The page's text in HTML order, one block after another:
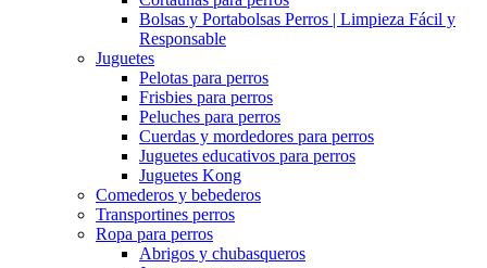
Bolsas y Portabolsas Perros | Limpieza Fácil y
Responsable
Juguetes
Pelotas para perros
Frisbies para perros
Peluches para perros
Cuerdas y mordedores para perros
Juguetes educativos para perros
Juguetes Kong
Comederos y bebederos
Transportines perros
Ropa para perros
Abrigos y chubasqueros